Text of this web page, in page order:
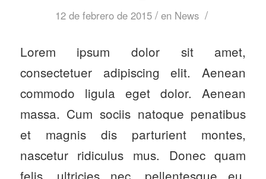
12 de febrero de 2015 / en News /
Lorem ipsum dolor sit amet,
consectetuer adipiscing elit. Aenean
commodo ligula eget dolor. Aenean
massa. Cum sociis natoque penatibus
et magnis dis parturient montes,
nascetur ridiculus mus. Donec quam
felis, ultricies nec, pellentesque eu,